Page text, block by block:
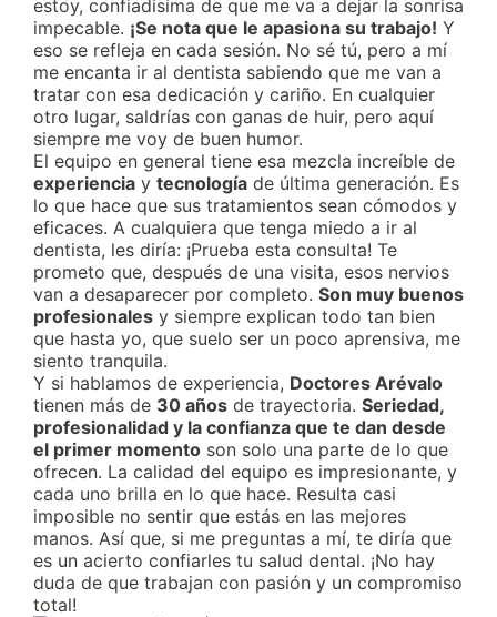
estoy, confiadísima de que me va a dejar la sonrisa
impecable. ¡Se nota que le apasiona su trabajo! Y
eso se refleja en cada sesión. No sé tú, pero a mí
me encanta ir al dentista sabiendo que me van a
tratar con esa dedicación y cariño. En cualquier
otro lugar, saldrías con ganas de huir, pero aquí
siempre me voy de buen humor.
El equipo en general tiene esa mezcla increíble de
experiencia y tecnología de última generación. Es
lo que hace que sus tratamientos sean cómodos y
eficaces. A cualquiera que tenga miedo a ir al
dentista, les diría: ¡Prueba esta consulta! Te
prometo que, después de una visita, esos nervios
van a desaparecer por completo. Son muy buenos
profesionales y siempre explican todo tan bien
que hasta yo, que suelo ser un poco aprensiva, me
siento tranquila.
Y si hablamos de experiencia, Doctores Arévalo
tienen más de 30 años de trayectoria. Seriedad,
profesionalidad y la confianza que te dan desde
el primer momento son solo una parte de lo que
ofrecen. La calidad del equipo es impresionante, y
cada uno brilla en lo que hace. Resulta casi
imposible no sentir que estás en las mejores
manos. Así que, si me preguntas a mí, te diría que
es un acierto confiarles tu salud dental. ¡No hay
duda de que trabajan con pasión y un compromiso
total!